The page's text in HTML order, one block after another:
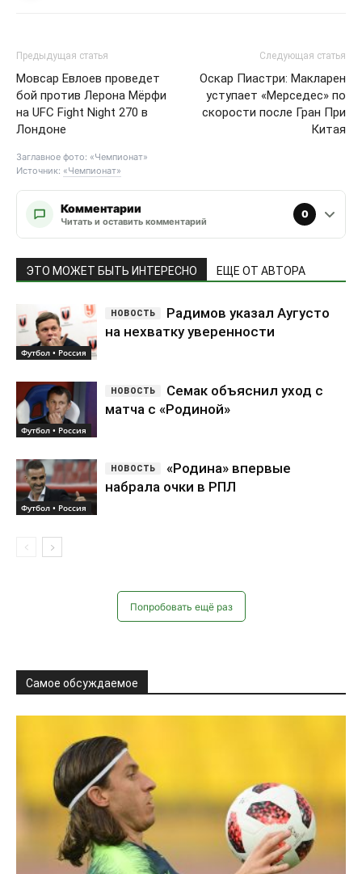
Предыдущая статья
Мовсар Евлоев проведет
бой против Лерона Мёрфи
на UFC Fight Night 270 в
Лондоне
Следующая статья
Оскар Пиастри: Макларен
уступает «Мерседес» по
скорости после Гран При
Китая
Заглавное фото: «Чемпионат»
Источник: «Чемпионат»
Комментарии
Читать и оставить комментарий
0
ЭТО МОЖЕТ БЫТЬ ИНТЕРЕСНО ЕЩЕ ОТ АВТОРА
Футбол • Россия
Радимов указал Аугусто
на нехватку уверенности
Футбол • Россия
Семак объяснил уход с
матча с «Родиной»
Футбол • Россия
«Родина» впервые
набрала очки в РПЛ
Попробовать ещё раз
Самое обсуждаемое